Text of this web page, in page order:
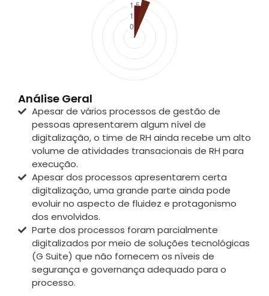
Análise Geral
Apesar de vários processos de gestão de
pessoas apresentarem algum nível de
digitalização, o time de RH ainda recebe um alto
volume de atividades transacionais de RH para
execução.
Apesar dos processos apresentarem certa
digitalização, uma grande parte ainda pode
evoluir no aspecto de fluidez e protagonismo
dos envolvidos.
Parte dos processos foram parcialmente
digitalizados por meio de soluções tecnológicas
(G Suite) que não fornecem os níveis de
segurança e governança adequado para o
processo.